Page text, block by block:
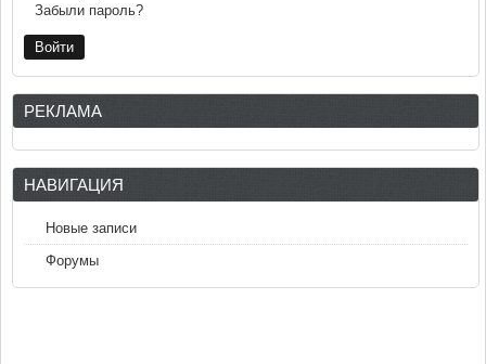
Забыли пароль?
РЕКЛАМА
НАВИГАЦИЯ
Новые записи
Форумы